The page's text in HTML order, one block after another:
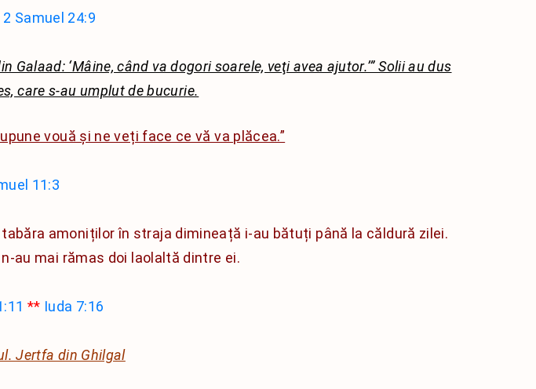
2 Samuel 24:9
‘Mâine, când va dogori soarele, veţi avea ajutor.’” Solii au dus
care s-au umplut de bucurie.
vouă și ne veți face ce vă va plăcea.”
11:3
amoniților în straja dimineață i-au bătuți până la căldură zilei.
au mai rămas doi laolaltă dintre ei.
** Iuda 7:16
Jertfa din Ghilgal